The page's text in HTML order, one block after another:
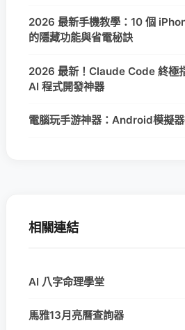
2026 最新手機教學：10 個
的隱藏功能與省電秘訣
2026 最新！Claude Code 終極
AI 程式開發神器
電腦玩手游神器：Android模擬
相關連結
AI 八字命理學堂
馬雅13月亮曆查詢器